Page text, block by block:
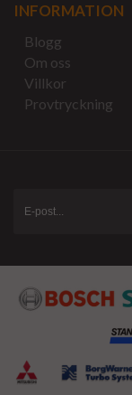
INFORMATION
Blogg
Om oss
Villkor
Provtryckning